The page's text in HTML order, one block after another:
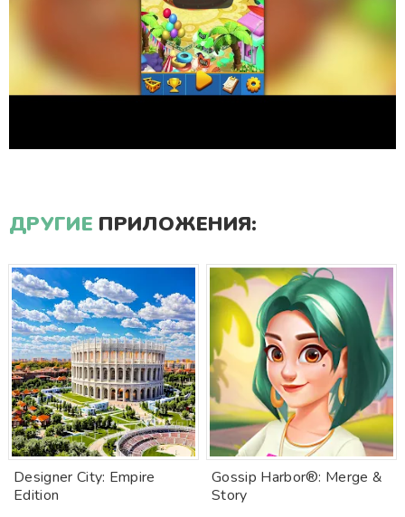
ДРУГИЕ ПРИЛОЖЕНИЯ:
Designer City: Empire
Edition
Gossip Harbor®: Merge &
Story